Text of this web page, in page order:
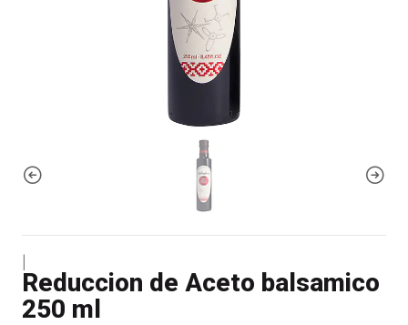
Reduccion de Aceto balsamico
250 ml